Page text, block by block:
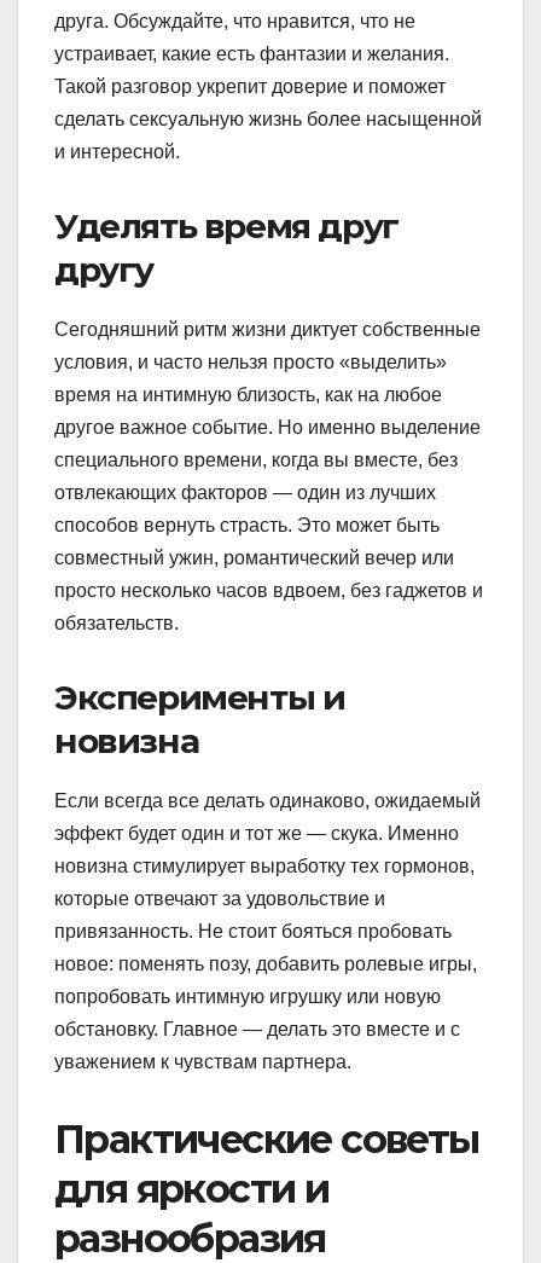
друга. Обсуждайте, что нравится, что не
устраивает, какие есть фантазии и желания.
Такой разговор укрепит доверие и поможет
сделать сексуальную жизнь более насыщенной
и интересной.
Уделять время друг
другу
Сегодняшний ритм жизни диктует собственные
условия, и часто нельзя просто «выделить»
время на интимную близость, как на любое
другое важное событие. Но именно выделение
специального времени, когда вы вместе, без
отвлекающих факторов — один из лучших
способов вернуть страсть. Это может быть
совместный ужин, романтический вечер или
просто несколько часов вдвоем, без гаджетов и
обязательств.
Эксперименты и
новизна
Если всегда все делать одинаково, ожидаемый
эффект будет один и тот же — скука. Именно
новизна стимулирует выработку тех гормонов,
которые отвечают за удовольствие и
привязанность. Не стоит бояться пробовать
новое: поменять позу, добавить ролевые игры,
попробовать интимную игрушку или новую
обстановку. Главное — делать это вместе и с
уважением к чувствам партнера.
Практические советы
для яркости и
разнообразия